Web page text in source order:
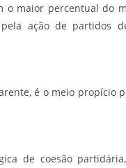
maior percentual do
ação de partidos
é o meio propício
de coesão